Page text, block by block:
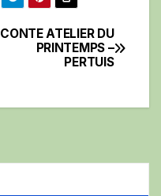
CONTE ATELIER DU
PRINTEMPS –
PERTUIS